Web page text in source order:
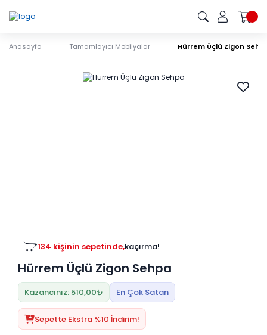
Anasayfa Tamamlayıcı Mobilyalar Hürrem Üçlü Zigon
134 kişinin sepetinde,kaçırma!
Hürrem Üçlü Zigon Sehpa
Kazancınız: 510,00₺ En Çok Satan
Sepette Ekstra %10 İndirim!